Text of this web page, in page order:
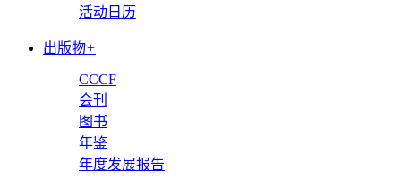
活动日历
出版物+
CCCF
会刊
图书
年鉴
年度发展报告